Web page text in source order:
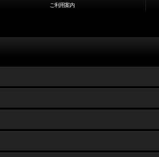
ご利用案内